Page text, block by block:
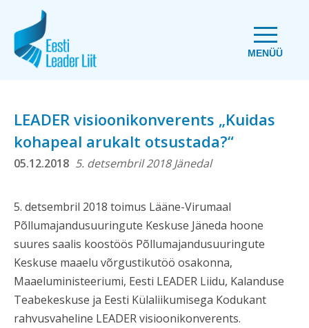
MENÜÜ
LEADER visioonikonverents „Kuidas
kohapeal arukalt otsustada?“
05.12.2018 5. detsembril 2018 Jänedal
5. detsembril 2018 toimus Lääne-Virumaal
Põllumajandusuuringute Keskuse Jäneda hoone
suures saalis koostöös Põllumajandusuuringute
Keskuse maaelu võrgustikutöö osakonna,
Maaeluministeeriumi, Eesti LEADER Liidu, Kalanduse
Teabekeskuse ja Eesti Külaliikumisega Kodukant
rahvusvaheline LEADER visioonikonverents.